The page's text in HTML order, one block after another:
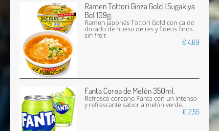
Ramen Tottori Ginza Gold | Sugakiya
Bol 109g.
Ramen japonés Tottori Gold con caldo
dorado de hueso de res y fideos finos
sin freír.
€ 4,69
Fanta Corea de Melón 350ml.
Refresco coreano Fanta con un intenso
y refrescante sabor a melón verde.
€ 2,55